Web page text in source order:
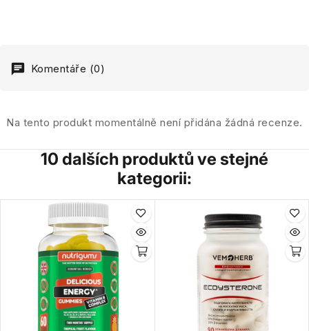
Komentáře (0)
Na tento produkt momentálně není přidána žádná recenze.
10 dalších produktů ve stejné
kategorii: